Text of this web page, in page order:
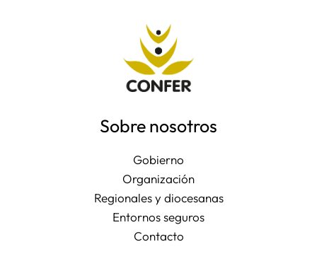
Sobre nosotros
Gobierno
Organización
Regionales y diocesanas
Entornos seguros
Contacto